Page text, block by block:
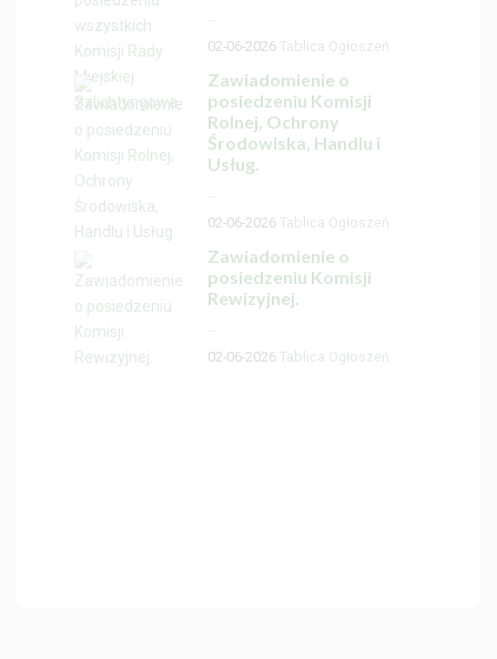
...
02-06-2026 Tablica Ogłoszeń
Zawiadomienie o
posiedzeniu Komisji
Rolnej, Ochrony
Środowiska, Handlu i
Usług.
...
02-06-2026 Tablica Ogłoszeń
Zawiadomienie o
posiedzeniu Komisji
Rewizyjnej.
...
02-06-2026 Tablica Ogłoszeń